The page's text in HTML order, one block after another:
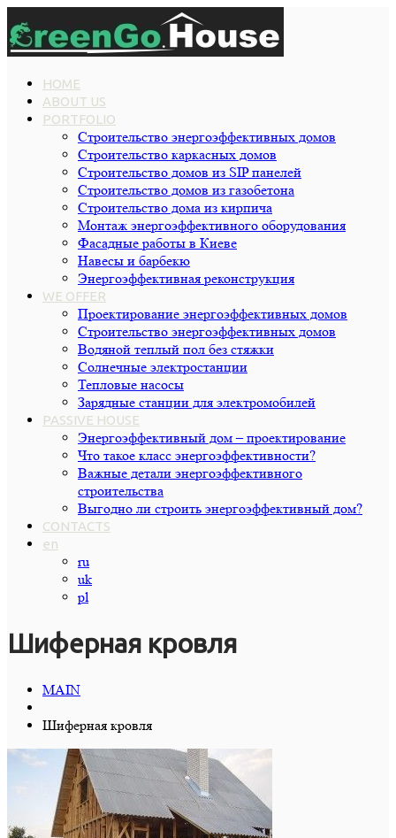
HOME
ABOUT US
PORTFOLIO
Строительство энергоэффективных домов
Строительство каркасных домов
Строительство домов из SIP панелей
Строительство домов из газобетона
Строительство дома из кирпича
Монтаж энергоэффективного оборудования
Фасадные работы в Киеве
Навесы и барбекю
Энергоэффективная реконструкция
WE OFFER
Проектирование энергоэффективных домов
Строительство энергоэффективных домов
Водяной теплый пол без стяжки
Cолнечные электростанции
Тепловые насосы
Зарядные станции для электромобилей
PASSIVE HOUSE
Энергоэффективный дом – проектирование
Что такое класс энергоэффективности?
Важные детали энергоэффективного
строительства
Выгодно ли строить энергоэффективный дом?
CONTACTS
en
ru
uk
pl
Шиферная кровля
MAIN
Шиферная кровля